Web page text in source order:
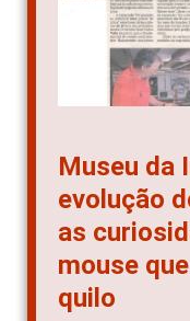
Museu da
evolução
as
mouse
quilo